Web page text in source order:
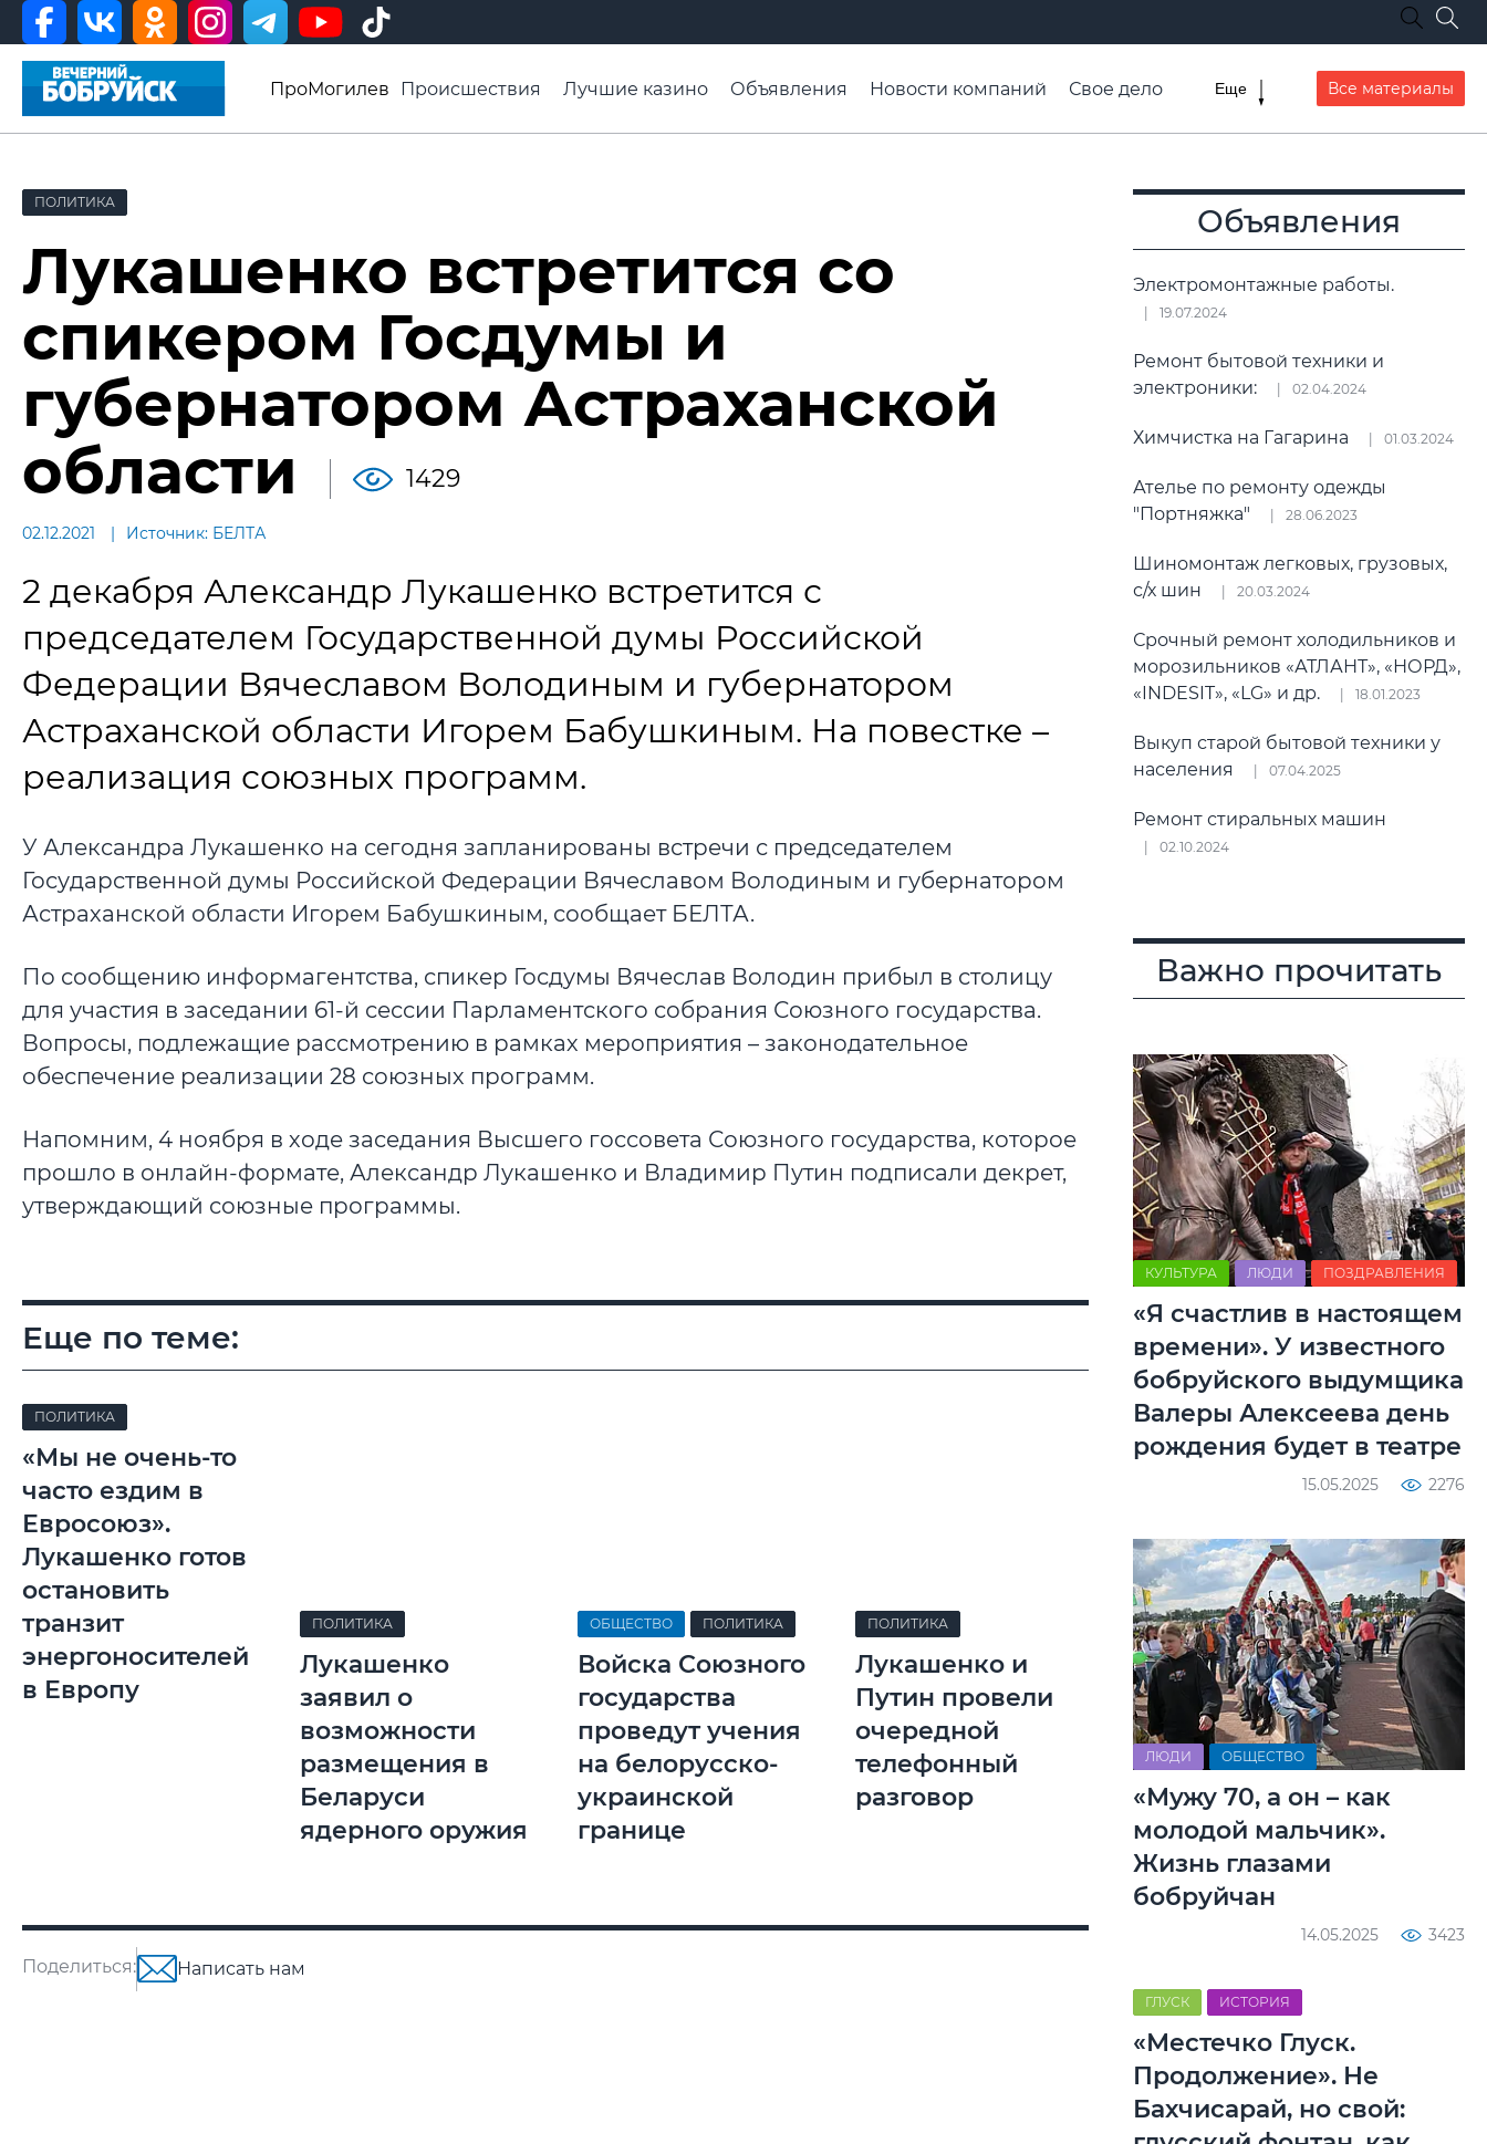
ПроМогилев Происшествия Лучшие казино Объявления Новости компаний
Свое дело
Видео ВБ
Еще Все материалы
ПОЛИТИКА
Лукашенко встретится со
спикером Госдумы и
губернатором Астраханской
области
1429
02.12.2021 Источник: БЕЛТА
2 декабря Александр Лукашенко встретится с
председателем Государственной думы Российской
Федерации Вячеславом Володиным и губернатором
Астраханской области Игорем Бабушкиным. На повестке –
реализация союзных программ.
У Александра Лукашенко на сегодня запланированы встречи с председателем
Государственной думы Российской Федерации Вячеславом Володиным и губернатором
Астраханской области Игорем Бабушкиным, сообщает БЕЛТА.
По сообщению информагентства, спикер Госдумы Вячеслав Володин прибыл в столицу
для участия в заседании 61-й сессии Парламентского собрания Союзного государства.
Вопросы, подлежащие рассмотрению в рамках мероприятия – законодательное
обеспечение реализации 28 союзных программ.
Напомним, 4 ноября в ходе заседания Высшего госсовета Союзного государства, которое
прошло в онлайн-формате, Александр Лукашенко и Владимир Путин подписали декрет,
утверждающий союзные программы.
Еще по теме:
ПОЛИТИКА
«Мы не очень-то
часто ездим в
Евросоюз».
Лукашенко готов
остановить
транзит
энергоносителей
в Европу
ПОЛИТИКА
Лукашенко
заявил о
возможности
размещения в
Беларуси
ядерного оружия
ОБЩЕСТВО ПОЛИТИКА
Войска Союзного
государства
проведут учения
на белорусско-
украинской
границе
ПОЛИТИКА
Лукашенко и
Путин провели
очередной
телефонный
разговор
Поделиться: Написать нам
Объявления
Электромонтажные работы.
19.07.2024
Ремонт бытовой техники и
электроники:
02.04.2024
Химчистка на Гагарина 01.03.2024
Ателье по ремонту одежды
"Портняжка"
28.06.2023
Шиномонтаж легковых, грузовых,
с/х шин
20.03.2024
Срочный ремонт холодильников и
морозильников «АТЛАНТ», «НОРД»,
«INDESIT», «LG» и др.
18.01.2023
Выкуп старой бытовой техники у
населения
07.04.2025
Ремонт стиральных машин
02.10.2024
Важно прочитать
КУЛЬТУРА ЛЮДИ ПОЗДРАВЛЕНИЯ
«Я счастлив в настоящем
времени». У известного
бобруйского выдумщика
Валеры Алексеева день
рождения будет в театре
15.05.2025 2276
ЛЮДИ ОБЩЕСТВО
«Мужу 70, а он – как
молодой мальчик».
Жизнь глазами
бобруйчан
14.05.2025 3423
ГЛУСК ИСТОРИЯ
«Местечко Глуск.
Продолжение». Не
Бахчисарай, но свой: